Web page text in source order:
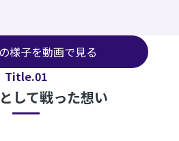
様子を動画で見る
Title.01
して戦った想い